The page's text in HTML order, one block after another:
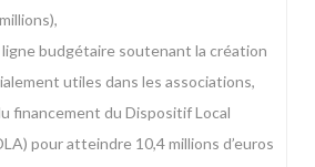
ligne budgétaire soutenant la création
utiles dans les associations,
financement du Dispositif Local
pour atteindre 10,4 millions d’euros